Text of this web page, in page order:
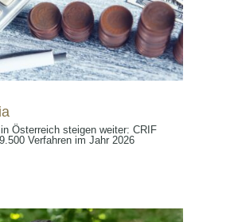
Österreich steigen weiter: CRIF
Verfahren im Jahr 2026